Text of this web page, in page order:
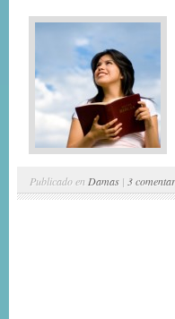
Publicado en Damas | 3